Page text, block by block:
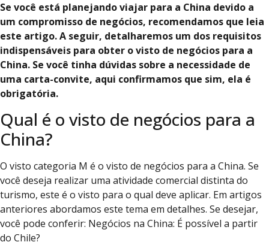
Se você está planejando viajar para a China devido a
um compromisso de negócios, recomendamos que leia
este artigo. A seguir, detalharemos um dos requisitos
indispensáveis para obter o visto de negócios para a
China. Se você tinha dúvidas sobre a necessidade de
uma carta-convite, aqui confirmamos que sim, ela é
obrigatória.
Qual é o visto de negócios para a
China?
O visto categoria M é o visto de negócios para a China. Se
você deseja realizar uma atividade comercial distinta do
turismo, este é o visto para o qual deve aplicar. Em artigos
anteriores abordamos este tema em detalhes. Se desejar,
você pode conferir: Negócios na China: É possível a partir
do Chile?